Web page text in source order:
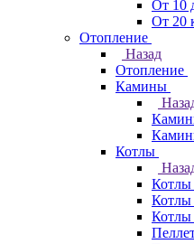
От 10
От 20
Отопление
Назад
Отопление
Камины
Котлы
Котлы
Котлы
Котлы